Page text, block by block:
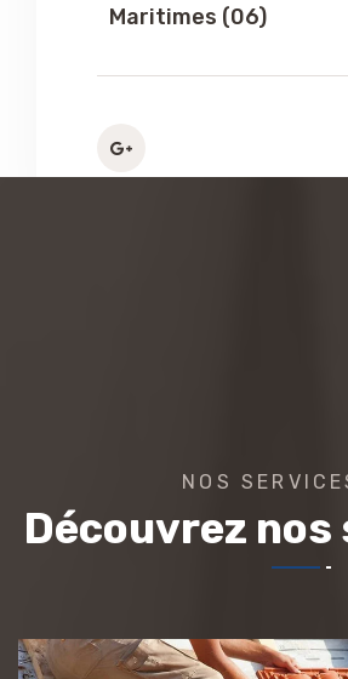
Maritimes (06)
NOS
Découvrez